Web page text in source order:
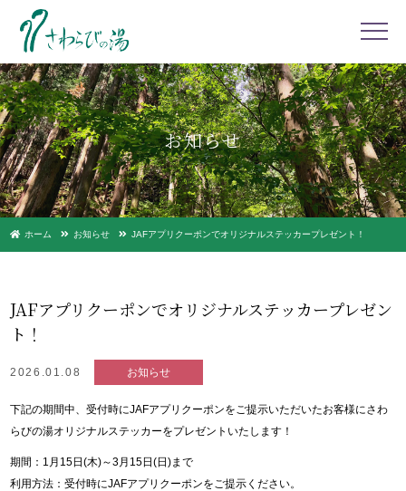
お知らせ
ホーム お知らせ JAFアプリクーポンでオリジナルステッカープレゼント！
JAFアプリクーポンでオリジナルステッカープレゼン
ト！
2026.01.08 お知らせ
下記の期間中、受付時にJAFアプリクーポンをご提示いただいたお客様にさわ
らびの湯オリジナルステッカーをプレゼントいたします！
期間：1月15日(木)～3月15日(日)まで
利用方法：受付時にJAFアプリクーポンをご提示ください。